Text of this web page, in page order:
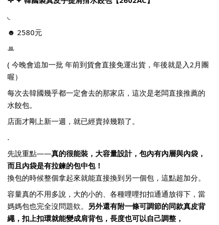
◟
☻ 2580元
ꔛ
( 今晚會追加一批 年前到貨會直接免運出貨，年後就是入2月團
喔）
每次去韓國幾乎都一定會去的那家店，這次是老闆直接推薦的
水餃包。
店面才剛上新一週，就已經賣掉幾顆了。
.
先說重點——真的很能裝，大容量設計，包內有內層與內袋，
而且內袋是有拉鍊的包中包！
換包的時候整個拿起來就能直接換到另一個包，這點超加分。
容量真的不用多說，大的小的、各種哩哩扣扣通通放得下，當
媽媽包也完全沒問題欸。 另外還有附一條可調節的同款真皮背
繩，扣上扣環就能變成肩背包，長度也可以自己調整，